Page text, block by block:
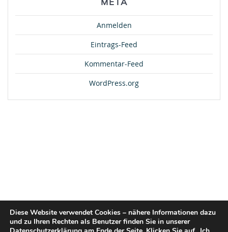
Anmelden
Eintrags-Feed
Kommentar-Feed
WordPress.org
Diese Website verwendet Cookies – nähere Informationen dazu
und zu Ihren Rechten als Benutzer finden Sie in unserer